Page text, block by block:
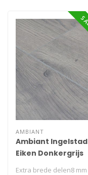
AMBIANT
Ambiant Ingelstad
Eiken Donkergrijs
Extra brede delen8